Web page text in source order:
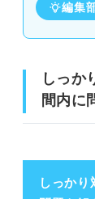
編集
しっか
間内に
しっかり